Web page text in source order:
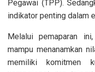
Pegawai (TPP).
indikator penting dalam
Melalui pemaparan
mampu menanamkan
memiliki komitmen